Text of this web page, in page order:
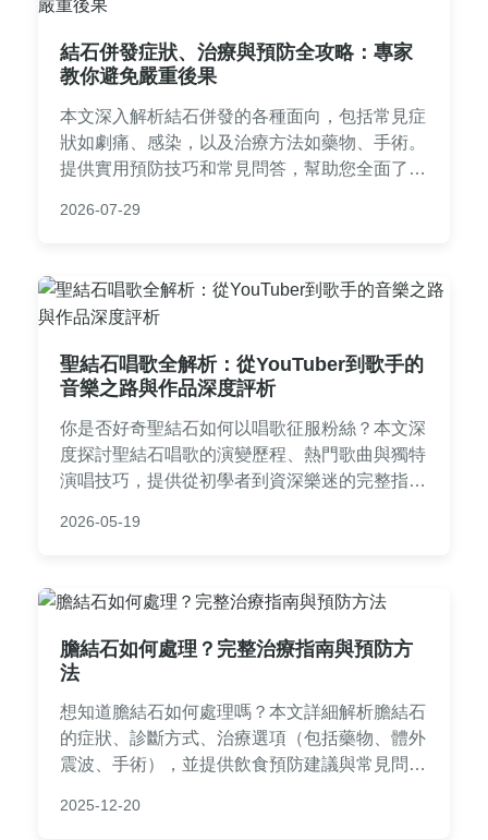
結石併發症狀、治療與預防全攻略：專家
教你避免嚴重後果
本文深入解析結石併發的各種面向，包括常見症
狀如劇痛、感染，以及治療方法如藥物、手術。
提供實用預防技巧和常見問答，幫助您全面了解
於醫學知識和個人經驗，適合有結石困擾的讀者
2026-07-29
聖結石唱歌全解析：從YouTuber到歌手的
音樂之路與作品深度評析
你是否好奇聖結石如何以唱歌征服粉絲？本文深
度探討聖結石唱歌的演變歷程、熱門歌曲與獨特
演唱技巧，提供從初學者到資深樂迷的完整指
2026-05-19
膽結石如何處理？完整治療指南與預防方
法
想知道膽結石如何處理嗎？本文詳細解析膽結石
的症狀、診斷方式、治療選項（包括藥物、體外
震波、手術），並提供飲食預防建議與常見問
案，這篇指南都能幫助您做出明智決策，避免不
2025-12-20